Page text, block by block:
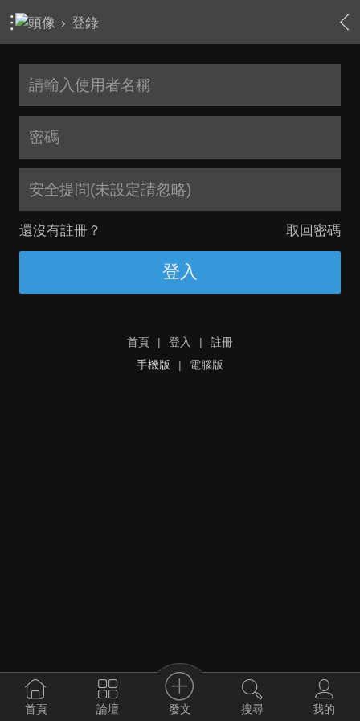
› 登錄
安全提問(未設定請忽略)
還沒有註冊？ 取回密碼
登入
首頁 | 登入 |
註冊
手機版
| 電腦版
首頁 論壇 發文 搜尋 我的